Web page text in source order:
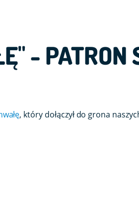
- PATRON
, który dołączył do grona